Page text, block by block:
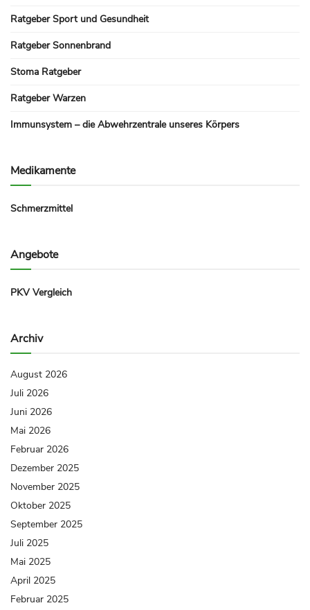
Ratgeber Sport und Gesundheit
Ratgeber Sonnenbrand
Stoma Ratgeber
Ratgeber Warzen
Immunsystem – die Abwehrzentrale unseres Körpers
Medikamente
Schmerzmittel
Angebote
PKV Vergleich
Archiv
August 2026
Juli 2026
Juni 2026
Mai 2026
Februar 2026
Dezember 2025
November 2025
Oktober 2025
September 2025
Juli 2025
Mai 2025
April 2025
Februar 2025